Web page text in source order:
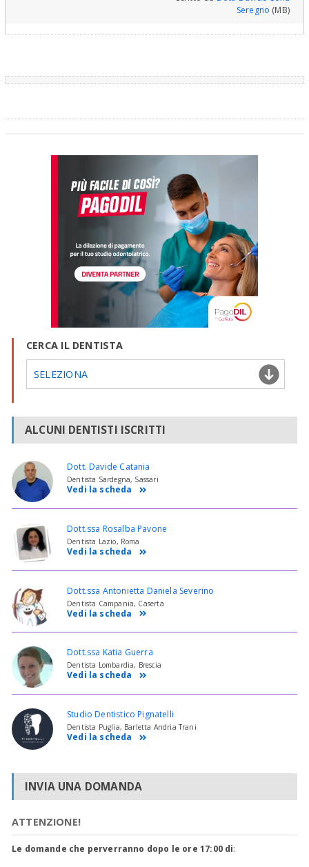
Seregno (MB)
CERCA IL DENTISTA
SELEZIONA
ALCUNI DENTISTI ISCRITTI
Dott. Davide Catania
Dentista Sardegna, Sassari
Vedi la scheda
Dott.ssa Rosalba Pavone
Dentista Lazio, Roma
Vedi la scheda
Dott.ssa Antonietta Daniela Severino
Dentista Campania, Caserta
Vedi la scheda
Dott.ssa Katia Guerra
Dentista Lombardia, Brescia
Vedi la scheda
Studio Dentistico Pignatelli
Dentista Puglia, Barletta Andria Trani
Vedi la scheda
INVIA UNA DOMANDA
ATTENZIONE!
Le domande che perverranno dopo le ore 17:00 di: